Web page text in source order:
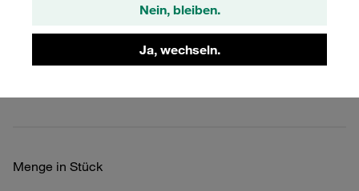
Nein, bleiben.
Ja, wechseln.
SP-320-PA-H-IS-M-W10
STAUFF Materialnr. 1110000666
Menge in Stück